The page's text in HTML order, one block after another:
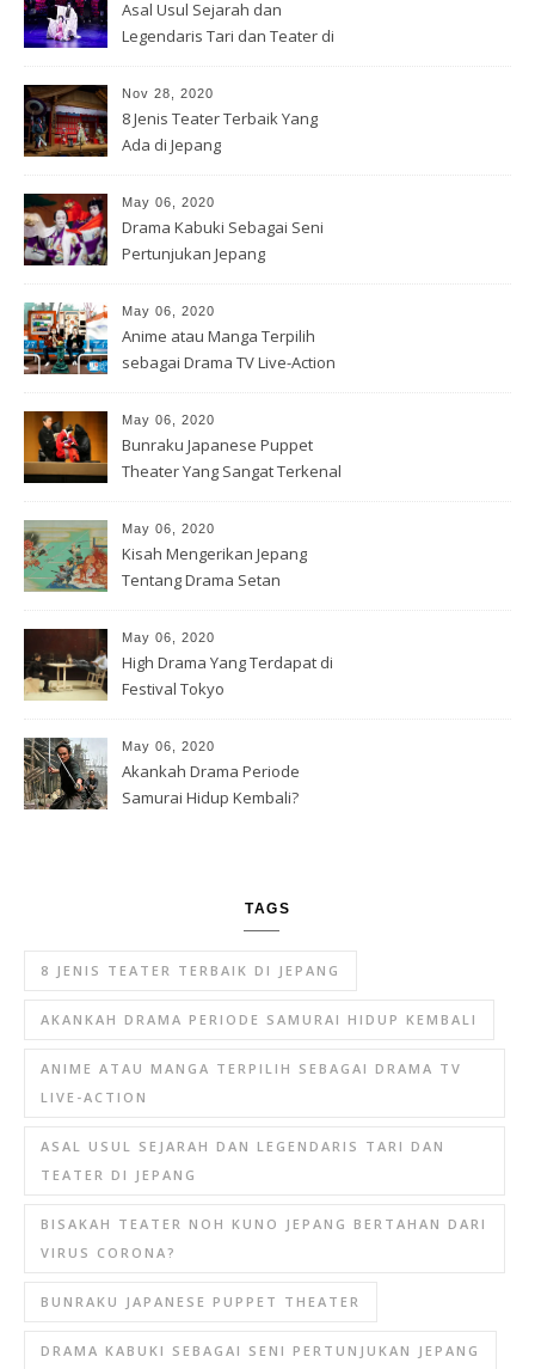
Asal Usul Sejarah dan
Legendaris Tari dan Teater di
Nov 28, 2020
8 Jenis Teater Terbaik Yang
Ada di Jepang
May 06, 2020
Drama Kabuki Sebagai Seni
Pertunjukan Jepang
May 06, 2020
Anime atau Manga Terpilih
sebagai Drama TV Live-Action
May 06, 2020
Bunraku Japanese Puppet
Theater Yang Sangat Terkenal
May 06, 2020
Kisah Mengerikan Jepang
Tentang Drama Setan
May 06, 2020
High Drama Yang Terdapat di
Festival Tokyo
May 06, 2020
Akankah Drama Periode
Samurai Hidup Kembali?
TAGS
8 JENIS TEATER TERBAIK DI JEPANG
AKANKAH DRAMA PERIODE SAMURAI HIDUP KEMBALI
ANIME ATAU MANGA TERPILIH SEBAGAI DRAMA TV
LIVE-ACTION
ASAL USUL SEJARAH DAN LEGENDARIS TARI DAN
TEATER DI JEPANG
BISAKAH TEATER NOH KUNO JEPANG BERTAHAN DARI
VIRUS CORONA?
BUNRAKU JAPANESE PUPPET THEATER
DRAMA KABUKI SEBAGAI SENI PERTUNJUKAN JEPANG